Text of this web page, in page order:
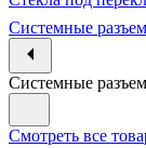
Системные
Системные
Смотреть все